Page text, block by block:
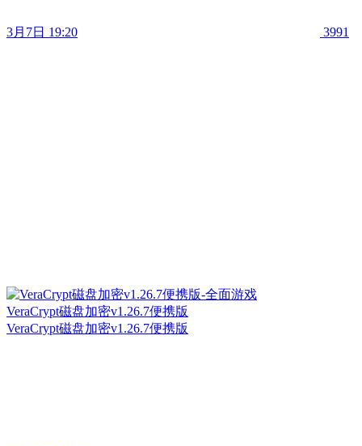
3月7日 19:20 3991
VeraCrypt磁盘加密v1.26.7便携版
VeraCrypt磁盘加密v1.26.7便携版